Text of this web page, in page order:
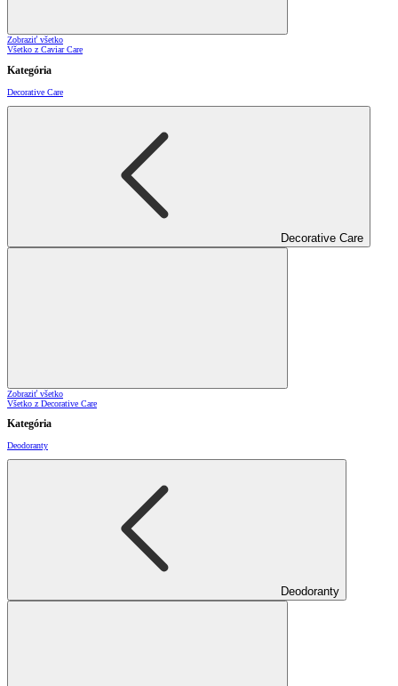
Zobraziť všetko
Všetko z Caviar Care
Kategória
Decorative Care
Decorative Care
Zobraziť všetko
Všetko z Decorative Care
Kategória
Deodoranty
Deodoranty